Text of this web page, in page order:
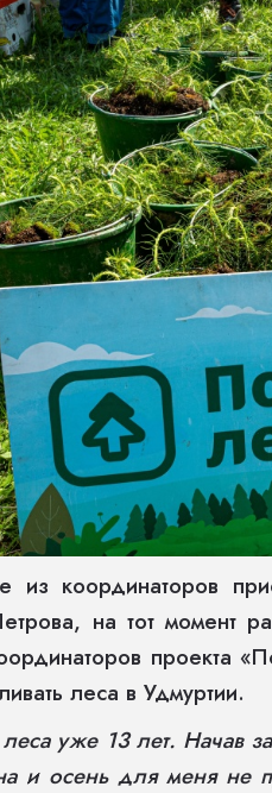
из координаторов
на тот момент
проекта
леса в Удмуртии.
уже 13 лет. Начав
и осень для меня не